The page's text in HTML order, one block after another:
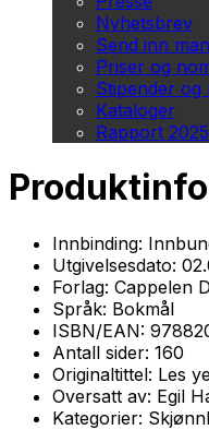
Nyhetsbrev
Send inn
Priser og
Stipender og
Kataloger
Rapport 2025
Innbinding:
Utgivelsesdato:
Forlag: Cappelen
Språk: Bokmål
ISBN/EAN:
Antall sider: 160
Originaltittel: Les
Oversatt av: Egil
Kategorier: